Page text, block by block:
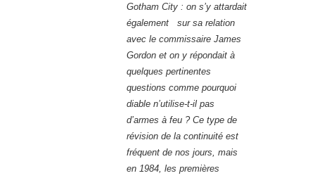
Gotham City : on s’y attardait
également sur sa relation
avec le commissaire James
Gordon et on y répondait à
quelques pertinentes
questions comme pourquoi
diable n’utilise-t-il pas
d’armes à feu ? Ce type de
révision de la continuité est
fréquent de nos jours, mais
en 1984, les premières